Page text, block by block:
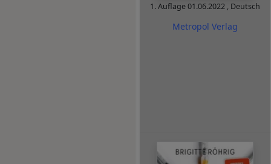
1. Auflage01.06.2022 , Deutsch
Metropol Verlag